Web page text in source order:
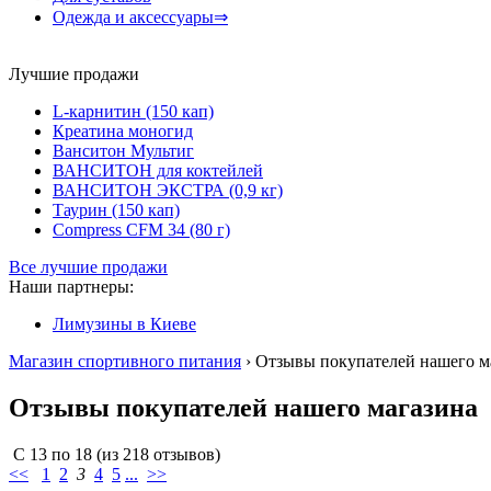
Одежда и аксессуары⇒
Лучшие продажи
L-карнитин (150 кап)
Креатина моногид
Ванситон Мультиг
ВАНСИТОН для коктейлей
ВАНСИТОН ЭКСТРА (0,9 кг)
Таурин (150 кап)
Compress CFM 34 (80 г)
Все лучшие продажи
Наши партнеры:
Лимузины в Киеве
Магазин спортивного питания › Отзывы покупателей нашего
Отзывы покупателей нашего магазина
С 13 по 18 (из 218 отзывов)
<<
1 2 3 4 5 ... >>